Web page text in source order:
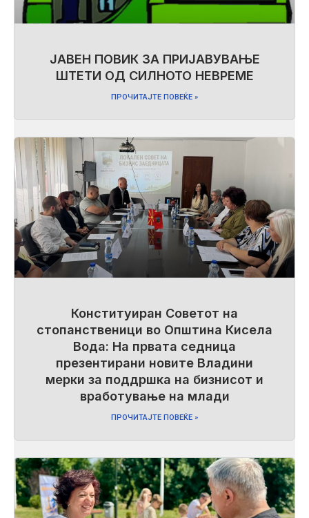
ЈАВЕН ПОВИК ЗА ПРИЈАВУВАЊЕ
ШТЕТИ ОД СИЛНОТО НЕВРЕМЕ
ПРОЧИТАЈТЕ ПОВЕЌЕ »
Конституиран Советот на
стопанственици во Општина Кисела
Вода: На првата седница
презентирани новите Владини
мерки за поддршка на бизнисот и
вработување на млади
ПРОЧИТАЈТЕ ПОВЕЌЕ »